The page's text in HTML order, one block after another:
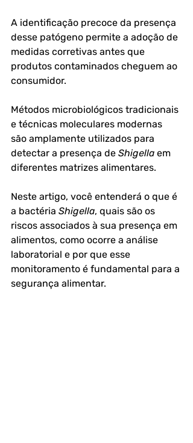
A identificação precoce da presença
desse patógeno permite a adoção de
medidas corretivas antes que
produtos contaminados cheguem ao
consumidor.
Métodos microbiológicos tradicionais
e técnicas moleculares modernas
são amplamente utilizados para
detectar a presença de Shigella em
diferentes matrizes alimentares.
Neste artigo, você entenderá o que é
a bactéria Shigella, quais são os
riscos associados à sua presença em
alimentos, como ocorre a análise
laboratorial e por que esse
monitoramento é fundamental para a
segurança alimentar.